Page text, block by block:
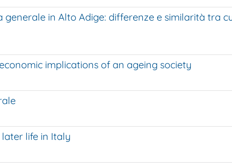
in Alto Adige: differenze e similarità tra
implications of an ageing society
life in Italy